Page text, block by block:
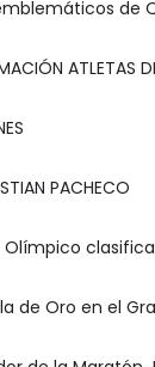
de
ATLETAS
PACHECO
de Oro en el